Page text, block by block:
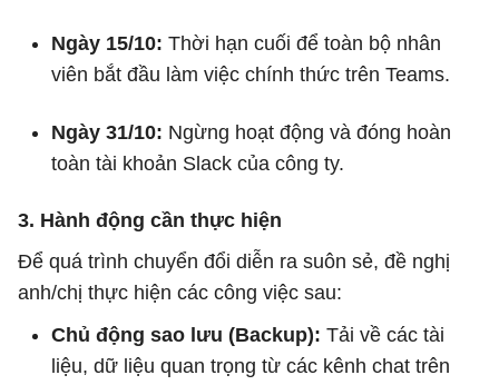
Ngày 15/10: Thời hạn cuối để toàn bộ nhân
viên bắt đầu làm việc chính thức trên Teams.
Ngày 31/10: Ngừng hoạt động và đóng hoàn
toàn tài khoản Slack của công ty.
3. Hành động cần thực hiện
Để quá trình chuyển đổi diễn ra suôn sẻ, đề nghị
anh/chị thực hiện các công việc sau:
Chủ động sao lưu (Backup): Tải về các tài
liệu, dữ liệu quan trọng từ các kênh chat trên